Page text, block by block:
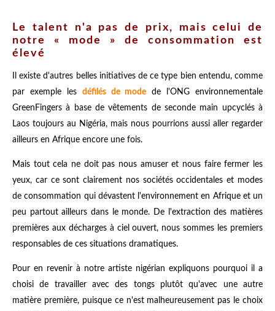
Le talent n'a pas de prix, mais celui de
notre « mode » de consommation est
élevé
Il existe d'autres belles initiatives de ce type bien entendu, comme
par exemple
les défilés de mode
de l'ONG environnementale
GreenFingers à base de vêtements de seconde main upcyclés à
Laos toujours au Nigéria, mais nous pourrions aussi aller regarder
ailleurs en Afrique encore une fois.
Mais tout cela ne doit pas nous amuser et nous faire fermer les
yeux, car ce sont clairement nos sociétés occidentales et modes
de consommation qui dévastent l'environnement en Afrique et un
peu partout ailleurs dans le monde. De l'extraction des matières
premières aux décharges à ciel ouvert, nous sommes les premiers
responsables de ces situations dramatiques.
Pour en revenir à notre artiste nigérian expliquons pourquoi il a
choisi de travailler avec des tongs plutôt qu'avec une autre
matière première, puisque ce n'est malheureusement pas le choix